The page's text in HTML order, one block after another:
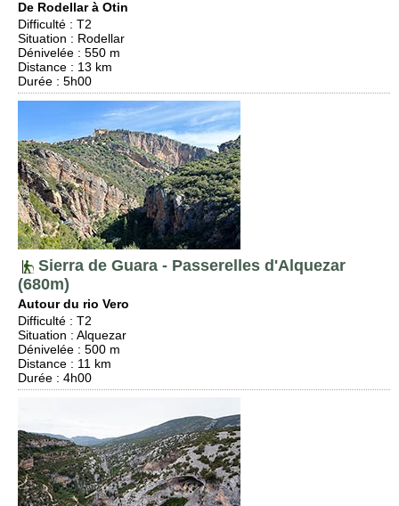
De Rodellar à Otin
Difficulté : T2
Situation : Rodellar
Dénivelée : 550 m
Distance : 13 km
Durée : 5h00
Sierra de Guara - Passerelles d'Alquezar
(680m)
Autour du rio Vero
Difficulté : T2
Situation : Alquezar
Dénivelée : 500 m
Distance : 11 km
Durée : 4h00